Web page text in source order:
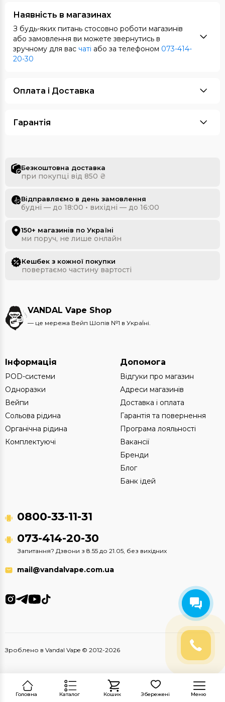
Головна Каталог Кошик Збережені Меню
Наявність в магазинах
З будь-яких питань стосовно роботи магазинів
або замовлення ви можете звернутись в
зручному для вас чаті або за телефоном 073-414-
20-30
Оплата i Доставка
Гарантія
Безкоштовна доставка
при покупці від 850 ₴
Відправляємо в день замовлення
будні — до 18:00 • вихідні — до 16:00
150+ магазинів по Україні
ми поруч, не лише онлайн
Кешбек з кожної покупки
повертаємо частину вартості
VANDAL Vape Shop
— це мережа Вейп Шопів №1 в УкраЇні.
Інформація
POD-системи
Одноразки
Вейпи
Сольова рідина
Органічна рідина
Комплектуючі
Допомога
Відгуки про магазин
Адреси магазинів
Доставка і оплата
Гарантія та повернення
Програма лояльності
Вакансії
Бренди
Блог
Банк ідей
0800-33-11-31
073-414-20-30
Запитання? Дзвони з 8.55 до 21.05, без вихідних
mail@vandalvape.com.ua
Зроблено в Vandal Vape © 2012-2026